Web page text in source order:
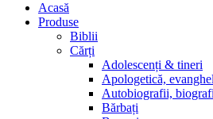
Acasă
Produse
Biblii
Cărți
Adolescenți & tineri
Apologetică,
Autobiografii,
Bărbați